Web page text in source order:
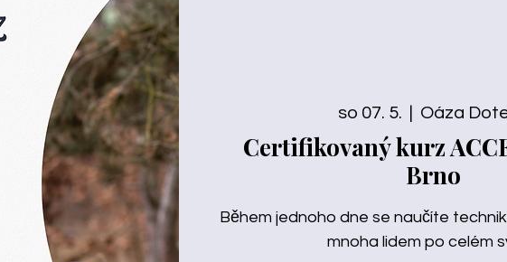
so 07. 5. Oáza
Certifikovaný kurz
Brno
Během jednoho dne se naučíte
mnoha lidem po celém